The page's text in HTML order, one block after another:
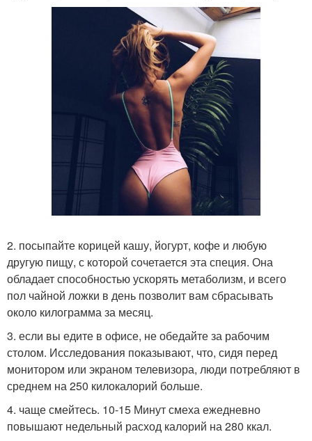
2. посыпайте корицей кашу, йогурт, кофе и любую
другую пищу, с которой сочетается эта специя. Она
обладает способностью ускорять метаболизм, и всего
пол чайной ложки в день позволит вам сбрасывать
около килограмма за месяц.
3. если вы едите в офисе, не обедайте за рабочим
столом. Исследования показывают, что, сидя перед
монитором или экраном телевизора, люди потребляют в
среднем на 250 килокалорий больше.
4. чаще смейтесь. 10-15 Минут смеха ежедневно
повышают недельный расход калорий на 280 ккал.